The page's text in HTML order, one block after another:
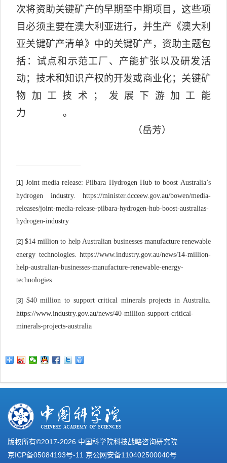
次将资助关键矿产的早期至中期项目，这些项
目必须主要在澳大利亚进行，并生产《澳大利
亚关键矿产清单》中的关键矿产，资助主题包
括：试点和示范工厂、产能扩张以及研发活
动；技术和知识产权的开发或商业化；关键矿
物加工技术；发展下游加工能
力。
（岳芳）
[1] Joint media release: Pilbara Hydrogen Hub to boost Australia’s
hydrogen industry. https://minister.dcceew.gov.au/bowen/media-
releases/joint-media-release-pilbara-hydrogen-hub-boost-australias-
hydrogen-industry
[2] $14 million to help Australian businesses manufacture renewable
energy technologies. https://www.industry.gov.au/news/14-million-
help-australian-businesses-manufacture-renewable-energy-
technologies
[3] $40 million to support critical minerals projects in Australia.
https://www.industry.gov.au/news/40-million-support-critical-
minerals-projects-australia
版权所有©2017-2026 中国科学院科技战略咨询研究院
京ICP备05084193号-11 京公网安备110402500040号